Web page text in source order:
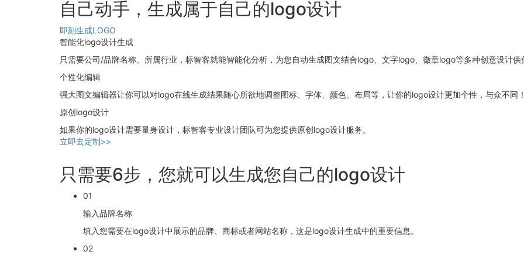
自己动手，生成属于自己的logo设计
即刻生成LOGO
智能化logo设计生成
只需要公司/品牌名称、所属行业，标智客就能智能化分析，为您自动生成图文结合logo、文字logo、徽章logo等多种创意设计供
个性化编辑
强大图文编辑器让你可以对logo在线生成结果随心所欲地调整图标、字体、颜色、布局等，让你的logo设计更加个性，与众不同！
原创logo设计
如果你的logo设计需要量身设计，标智客专业设计团队可为您提供原创logo设计服务。
立即去定制>>
只需要6步，您就可以生成您自己的logo设计
01
输入品牌名称
填入您需要在logo设计中展示的品牌、商标或者网站名称，这是logo设计生成中的重要信息。
02